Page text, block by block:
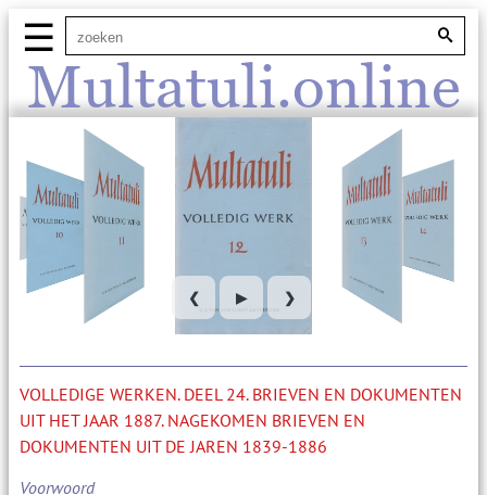
Multatuli.online
☰
❮ ▶ ❯
VOLLEDIGE WERKEN. DEEL 24. BRIEVEN EN DOKUMENTEN
UIT HET JAAR 1887. NAGEKOMEN BRIEVEN EN
DOKUMENTEN UIT DE JAREN 1839-1886
Voorwoord